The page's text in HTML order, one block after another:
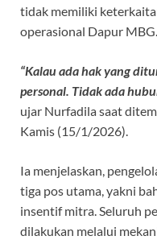
tidak memiliki
operasional Dapur MBG.
“Kalau ada hak yang
personal. Tidak ada
ujar Nurfadila saat
Kamis (15/1/2026).
Ia menjelaskan,
tiga pos utama, yakni
insentif mitra. Seluruh
dilakukan melalui